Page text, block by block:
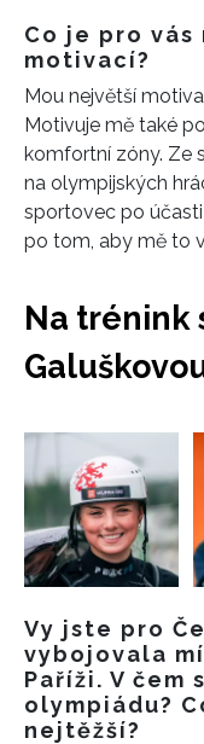
Co je pro vás
motivací?
Mou největší
Motivuje mě také
komfortní zóny. Ze
na olympijských
sportovec po
po tom, aby mě to
Na trénink
Vy jste pro
vybojovala
Paříži. V čem
olympiádu?
nejtěžší?